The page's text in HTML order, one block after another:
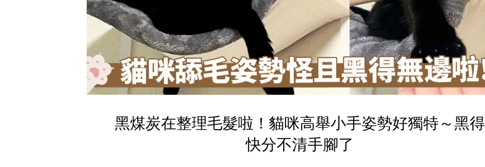
黑煤炭在整理毛髮啦！貓咪高舉小手姿勢好獨特～黑得
快分不清手腳了